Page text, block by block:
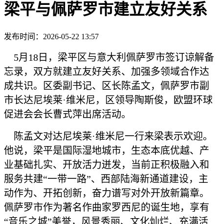
梁平与佩萨罗市建立友好关系
发布时间： 2026-05-22 13:57
5月18日，梁平区与意大利佩萨罗市签订谅解备
忘录，双方就建立友好关系、加强多领域合作达
成共识。区委副书记、区长陈孟文，佩萨罗市副
市长达尼埃莱·维米尼，区领导陶斯俊，欧盟环球
促进会会长曹式萍出席活动。
陈孟文对达尼埃莱·维米尼一行来梁表示欢迎。
他说，梁平是国际湿地城市，生态本底优越、产
业基础扎实、开放活力迸发，当前正积极融入和
服务共建“一带一路”、西部陆海新通道建设，主
动作为、开拓创新，奋力谱写对外开放新篇章。
佩萨罗市作为著名作曲家罗西尼的诞生地，享有
“音乐之城”美誉，风景秀丽、文化灿烂、充满活